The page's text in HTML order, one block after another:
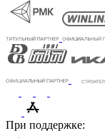
При поддержке: